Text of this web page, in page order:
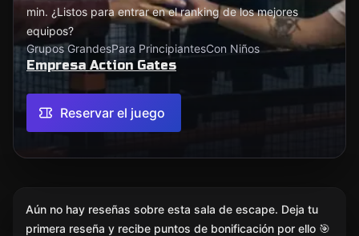
min. ¿Listos para entrar en el ranking de los mejores
equipos?
Grupos GrandesPara PrincipiantesCon Niños
Empresa Action Gates
Reservar el juego
Aún no hay reseñas sobre esta sala de escape. Deja tu
primera reseña y recibe puntos de bonificación por ello 🎯